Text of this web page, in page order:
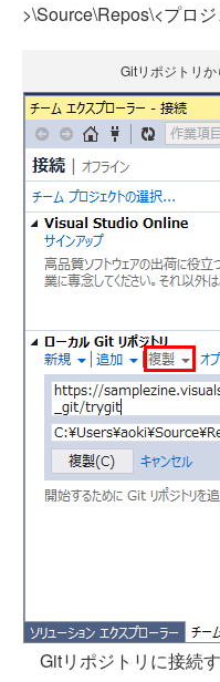
>\Source\Repos\<プロ
Gitリポジトリ
Gitリポジトリに接続